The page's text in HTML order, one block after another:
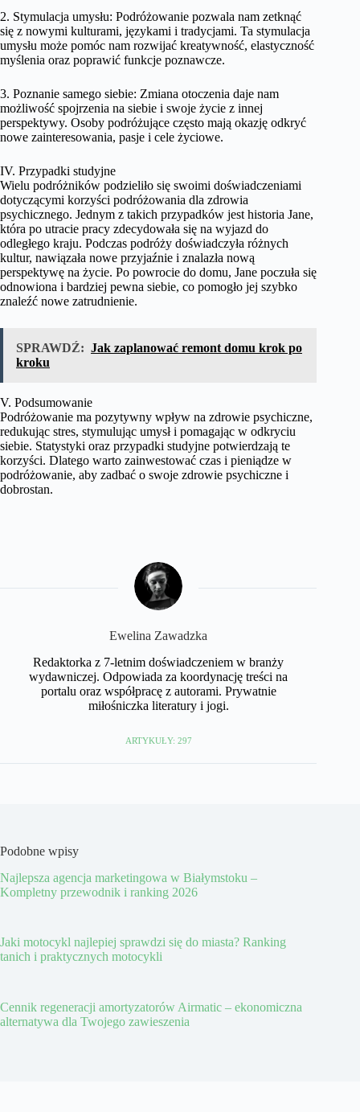
2. Stymulacja umysłu: Podróżowanie pozwala nam zetknąć
się z nowymi kulturami, językami i tradycjami. Ta stymulacja
umysłu może pomóc nam rozwijać kreatywność, elastyczność
myślenia oraz poprawić funkcje poznawcze.
3. Poznanie samego siebie: Zmiana otoczenia daje nam
możliwość spojrzenia na siebie i swoje życie z innej
perspektywy. Osoby podróżujące często mają okazję odkryć
nowe zainteresowania, pasje i cele życiowe.
IV. Przypadki studyjne
Wielu podróżników podzieliło się swoimi doświadczeniami
dotyczącymi korzyści podróżowania dla zdrowia
psychicznego. Jednym z takich przypadków jest historia Jane,
która po utracie pracy zdecydowała się na wyjazd do
odległego kraju. Podczas podróży doświadczyła różnych
kultur, nawiązała nowe przyjaźnie i znalazła nową
perspektywę na życie. Po powrocie do domu, Jane poczuła się
odnowiona i bardziej pewna siebie, co pomogło jej szybko
znaleźć nowe zatrudnienie.
SPRAWDŹ: Jak zaplanować remont domu krok po
kroku
V. Podsumowanie
Podróżowanie ma pozytywny wpływ na zdrowie psychiczne,
redukując stres, stymulując umysł i pomagając w odkryciu
siebie. Statystyki oraz przypadki studyjne potwierdzają te
korzyści. Dlatego warto zainwestować czas i pieniądze w
podróżowanie, aby zadbać o swoje zdrowie psychiczne i
dobrostan.
Ewelina Zawadzka
Redaktorka z 7-letnim doświadczeniem w branży
wydawniczej. Odpowiada za koordynację treści na
portalu oraz współpracę z autorami. Prywatnie
miłośniczka literatury i jogi.
ARTYKUŁY: 297
Podobne wpisy
Najlepsza agencja marketingowa w Białymstoku –
Kompletny przewodnik i ranking 2026
Jaki motocykl najlepiej sprawdzi się do miasta? Ranking
tanich i praktycznych motocykli
Cennik regeneracji amortyzatorów Airmatic – ekonomiczna
alternatywa dla Twojego zawieszenia